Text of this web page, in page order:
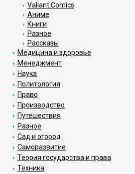
Valiant Comics
Аниме
Книги
Разное
Рассказы
Медицина и здоровье
Менеджмент
Наука
Политология
Право
Производство
Путешествия
Разное
Сад и огород
Саморазвитие
Теория государства и права
Техника